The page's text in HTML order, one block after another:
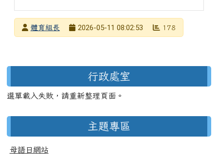
發布者體育組長
2026-05-11 08:02:53 178
行政處室
選單載入失敗，請重新整理頁面。
主題專區
母語日網站